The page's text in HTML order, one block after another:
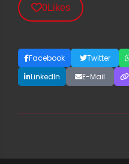
0Likes
Facebook Twitter
LinkedIn
E-Mail